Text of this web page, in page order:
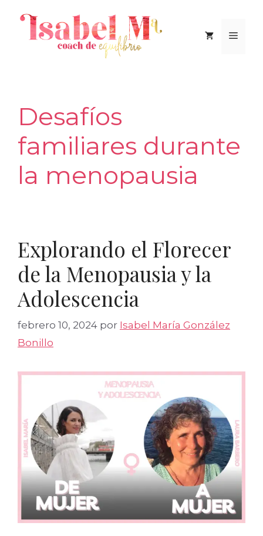
contenido
Menú
Desafíos
familiares durante
la menopausia
Explorando el Florecer
de la Menopausia y la
Adolescencia
febrero 10, 2024 por Isabel María González
Bonillo